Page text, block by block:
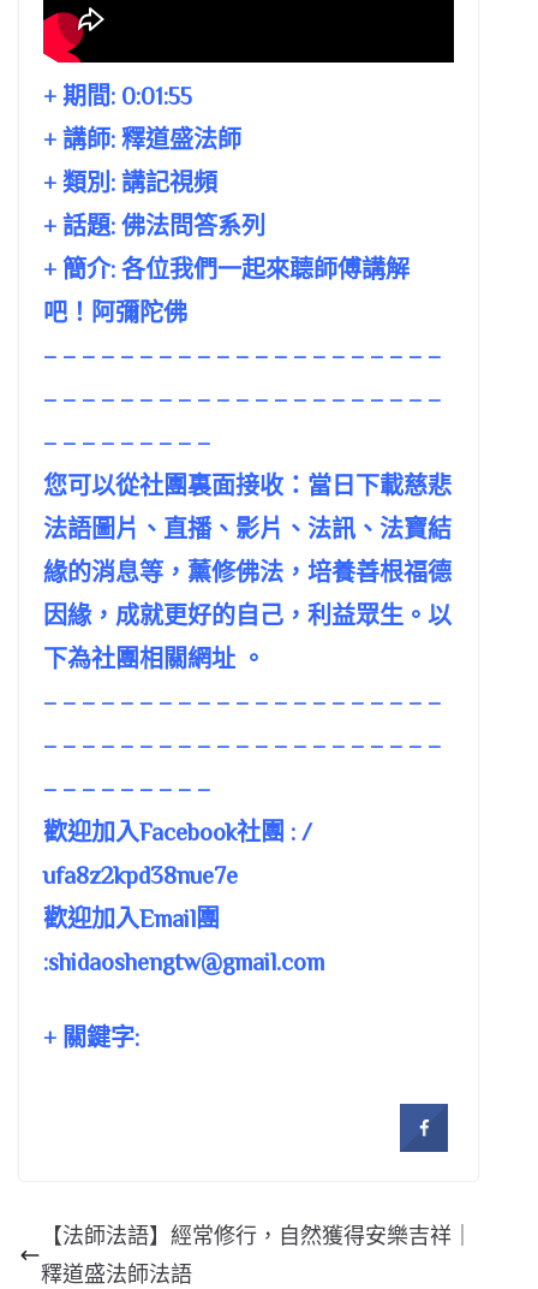
+ 期間: 0:01:55
+ 講師: 釋道盛法師
+ 類別: 講記視頻
+ 話題: 佛法問答系列
+ 簡介: 各位我們一起來聼師傅講解
吧！阿彌陀佛
– – – – – – – – – – – – – – – – – – – – –
– – – – – – – – – – – – – – – – – – – – –
– – – – – – – – –
您可以從社團裏面接收：當日下載慈悲
法語圖片、直播、影片、法訊、法寶結
緣的消息等，薰修佛法，培養善根福德
因緣，成就更好的自己，利益眾生。以
下為社團相關網址 。
– – – – – – – – – – – – – – – – – – – – –
– – – – – – – – – – – – – – – – – – – – –
– – – – – – – – –
歡迎加入Facebook社團 : /
ufa8z2kpd38nue7e
歡迎加入Email團
:shidaoshengtw@gmail.com
+ 關鍵字:
【法師法語】經常修行，自然獲得安樂吉祥｜
釋道盛法師法語